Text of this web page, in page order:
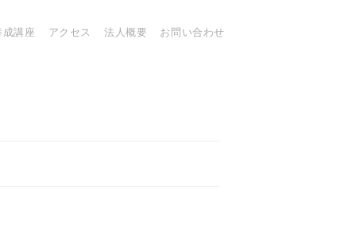
成講座 アクセス 法人概要 お問い合わせ